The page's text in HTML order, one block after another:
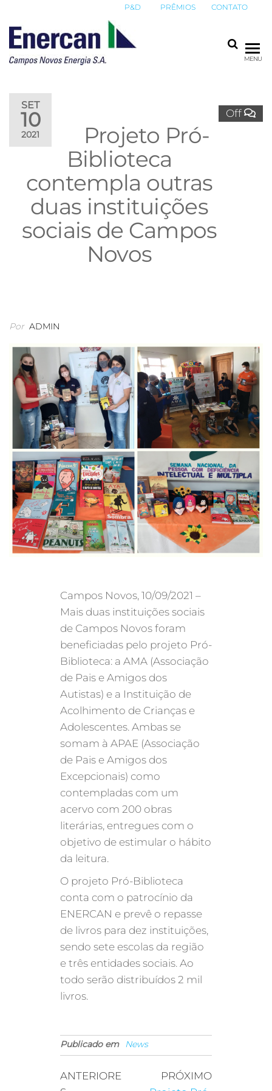
P&D PRÊMIOS CONTATO
MENU
SET
10
2021
Off
Projeto Pró-
Biblioteca
contempla outras
duas instituições
sociais de Campos
Novos
Por ADMIN
Campos Novos, 10/09/2021 –
Mais duas instituições sociais
de Campos Novos foram
beneficiadas pelo projeto Pró-
Biblioteca: a AMA (Associação
de Pais e Amigos dos
Autistas) e a Instituição de
Acolhimento de Crianças e
Adolescentes. Ambas se
somam à APAE (Associação
de Pais e Amigos dos
Excepcionais) como
contempladas com um
acervo com 200 obras
literárias, entregues com o
objetivo de estimular o hábito
da leitura.
O projeto Pró-Biblioteca
conta com o patrocínio da
ENERCAN e prevê o repasse
de livros para dez instituições,
sendo sete escolas da região
e três entidades sociais. Ao
todo serão distribuídos 2 mil
livros.
Publicado em News
ANTERIORE
PRÓXIMO